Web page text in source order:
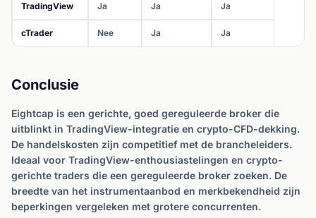
TradingView Ja Ja Ja
cTrader Nee Ja Ja
Conclusie
Eightcap is een gerichte, goed gereguleerde broker die
uitblinkt in TradingView-integratie en crypto-CFD-dekking.
De handelskosten zijn competitief met de brancheleiders.
Ideaal voor TradingView-enthousiastelingen en crypto-
gerichte traders die een gereguleerde broker zoeken. De
breedte van het instrumentaanbod en merkbekendheid zijn
beperkingen vergeleken met grotere concurrenten.